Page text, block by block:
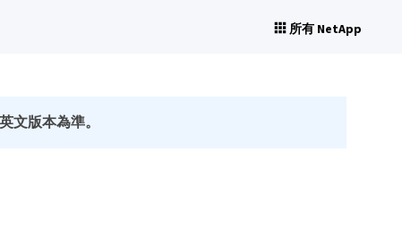
所有 NetApp
文版本為準。